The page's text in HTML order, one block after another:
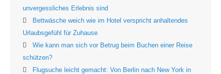
unvergessliches Erlebnis sind
Bettwäsche weich wie im Hotel verspricht anhaltendes
Urlaubsgefühl für Zuhause
Wie kann man sich vor Betrug beim Buchen einer Reise
schützen?
Flugsuche leicht gemacht: Von Berlin nach New York in